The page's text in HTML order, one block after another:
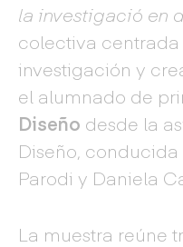
la investigació en
colectiva centrada
investigación y
el alumnado de
Diseño desde la
Diseño,
Parodi y Daniela
La muestra reúne